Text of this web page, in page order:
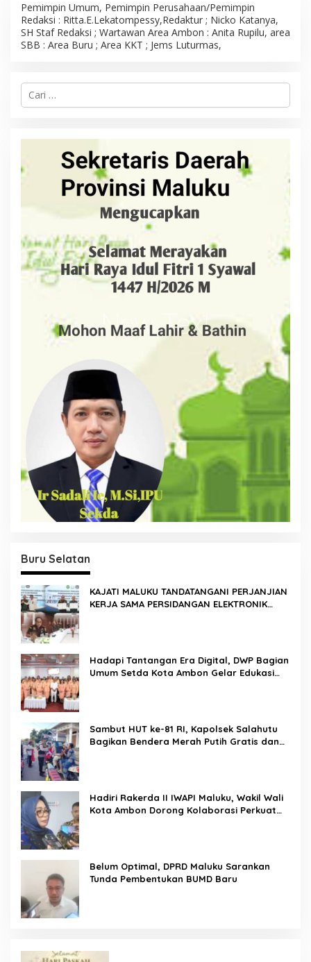
Pemimpin Umum, Pemimpin Perusahaan/Pemimpin
Redaksi : Ritta.E.Lekatompessy,Redaktur ; Nicko Katanya,
SH Staf Redaksi ; Wartawan Area Ambon : Anita Rupilu, area
SBB : Area Buru ; Area KKT ; Jems Luturmas,
C
u
t
u
Buru Selatan
KAJATI MALUKU TANDATANGANI PERJANJIAN
KERJA SAMA PERSIDANGAN ELEKTRONIK
Hadapi Tantangan Era Digital, DWP Bagian
Umum Setda Kota Ambon Gelar Edukasi
Sambut HUT ke-81 RI, Kapolsek Salahutu
Bagikan Bendera Merah Putih Gratis dan
Hadiri Rakerda II IWAPI Maluku, Wakil Wali
Kota Ambon Dorong Kolaborasi Perkuat
Belum Optimal, DPRD Maluku Sarankan